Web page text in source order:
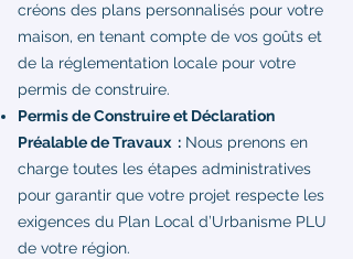
créons des plans personnalisés pour votre
maison, en tenant compte de vos goûts et
de la réglementation locale pour votre
permis de construire.
Permis de Construire et Déclaration
Préalable de Travaux : Nous prenons en
charge toutes les étapes administratives
pour garantir que votre projet respecte les
exigences du Plan Local d’Urbanisme PLU
de votre région.